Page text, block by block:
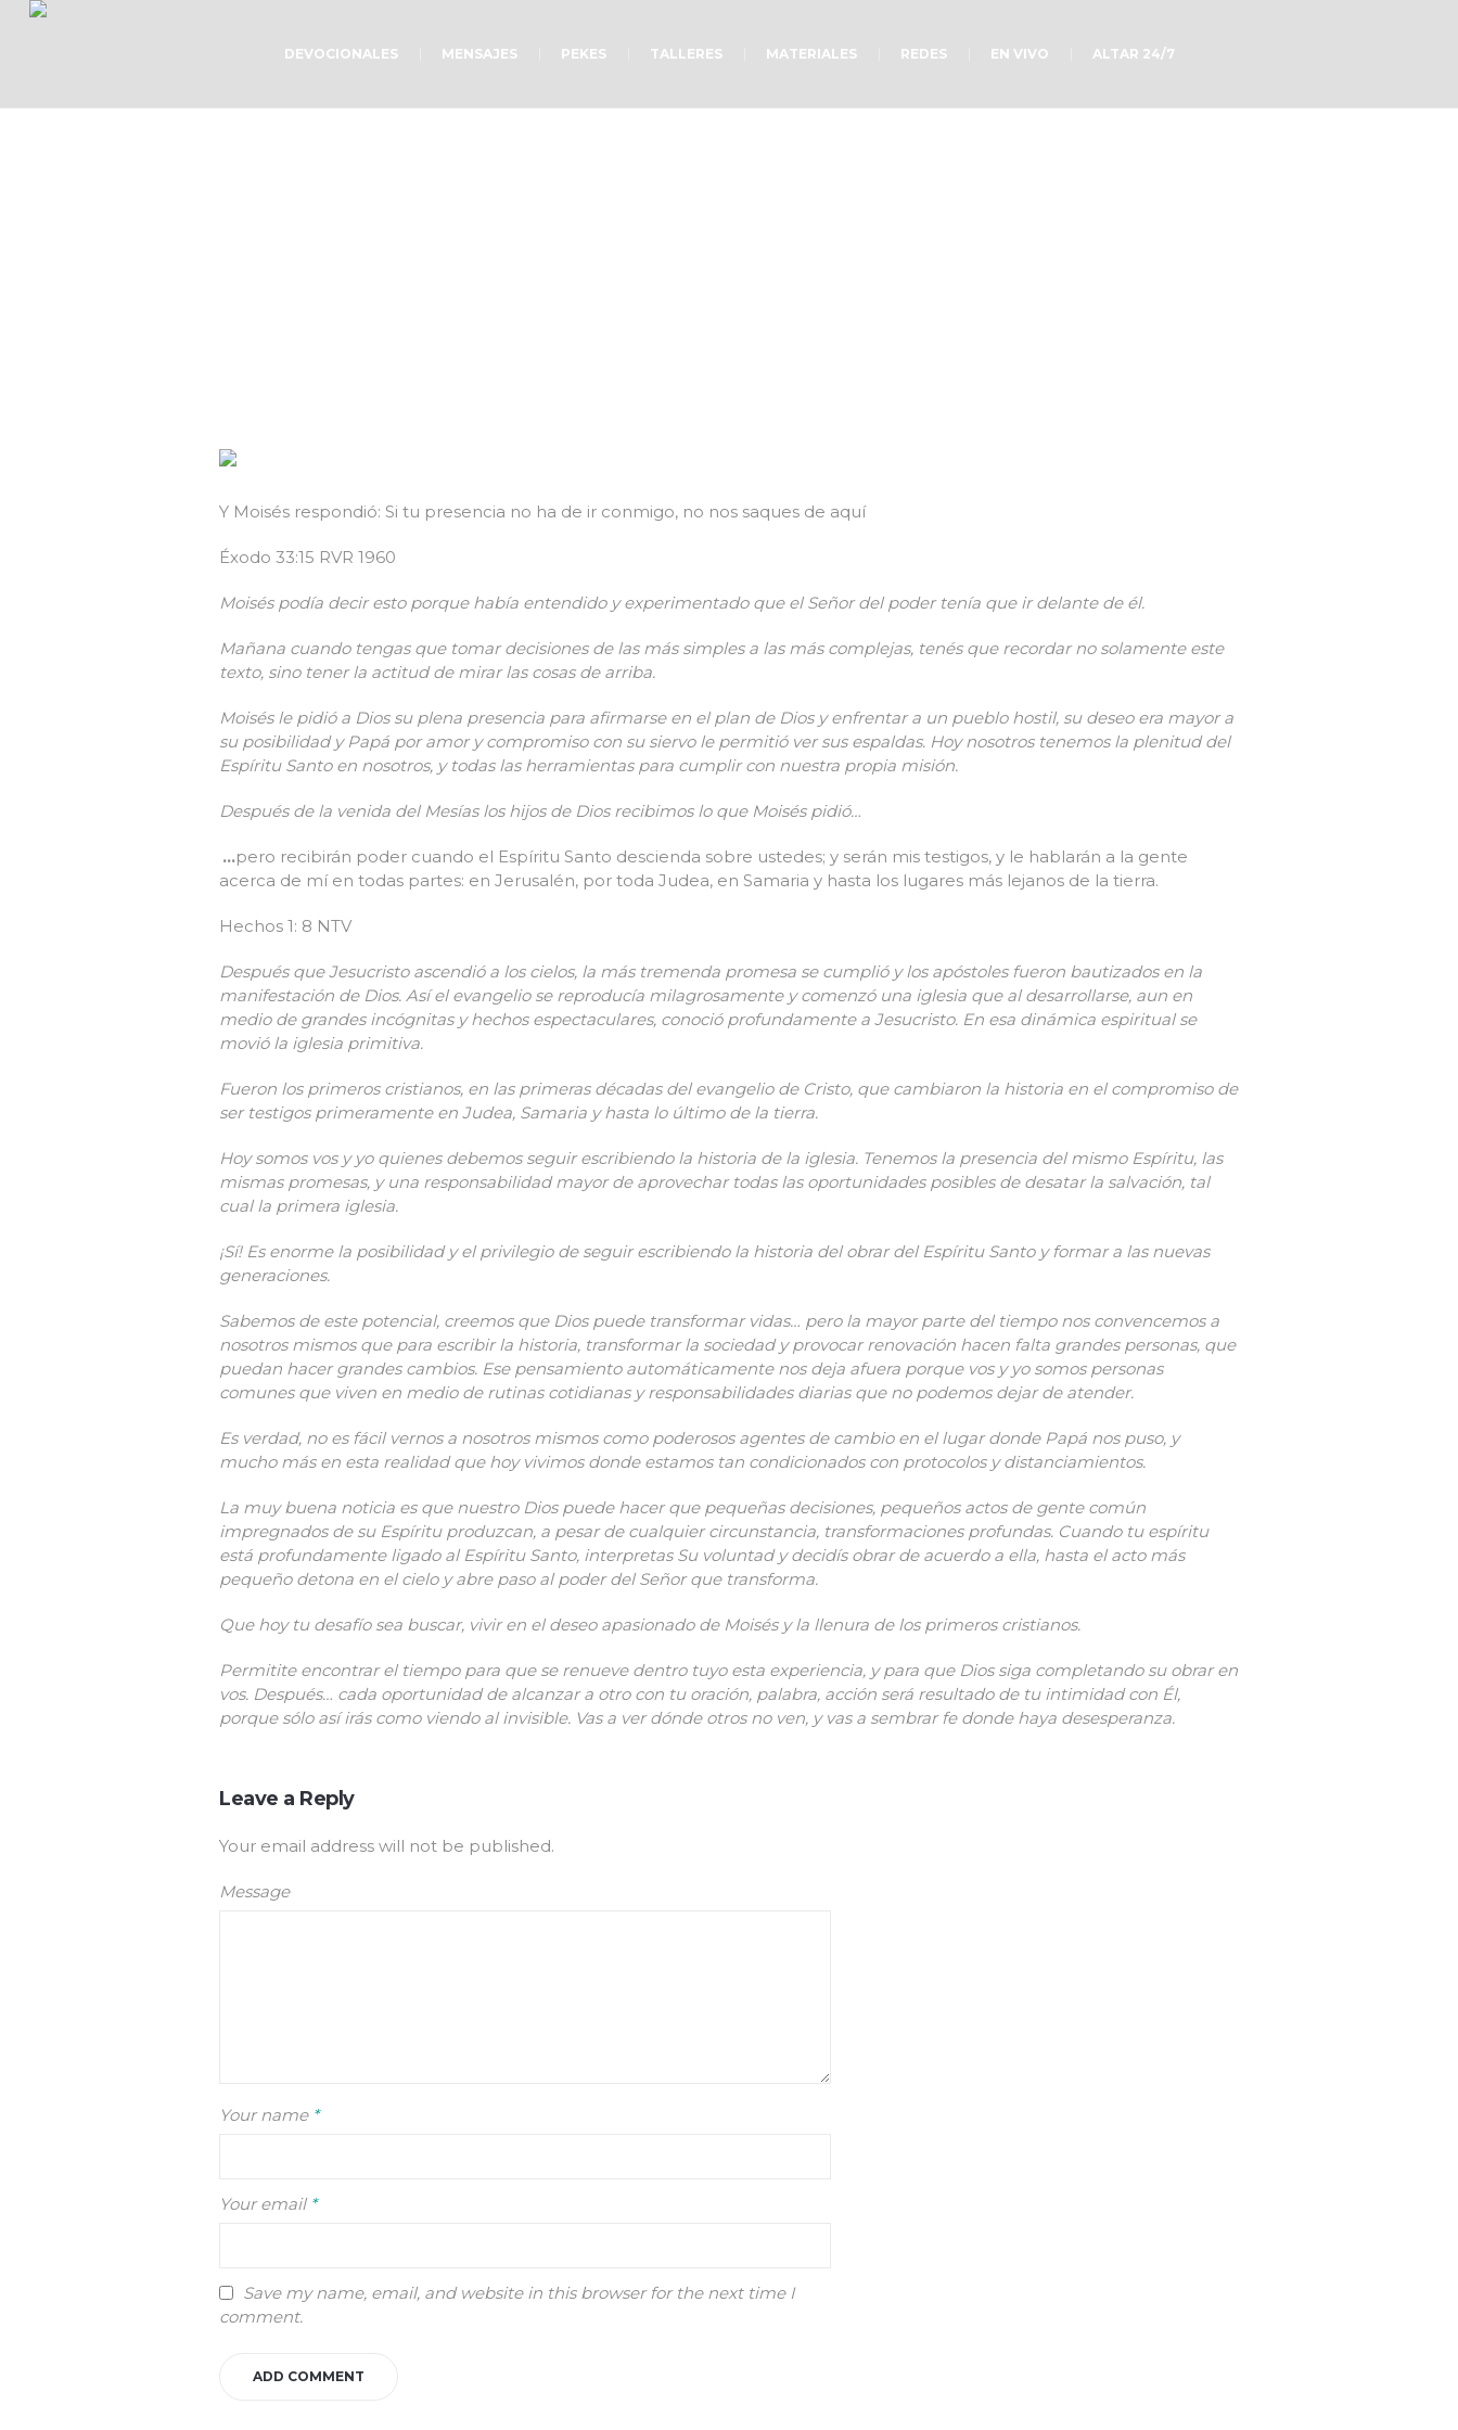
DEVOCIONALES MENSAJES PEKES TALLERES MATERIALES REDES EN VIVO ALTAR 24/7
Y Moisés respondió: Si tu presencia no ha de ir conmigo, no nos saques de aquí
Éxodo 33:15 RVR 1960
Moisés podía decir esto porque había entendido y experimentado que el Señor del poder tenía que ir delante de él.
Mañana cuando tengas que tomar decisiones de las más simples a las más complejas, tenés que recordar no solamente este
texto, sino tener la actitud de mirar las cosas de arriba.
Moisés le pidió a Dios su plena presencia para afirmarse en el plan de Dios y enfrentar a un pueblo hostil, su deseo era mayor a
su posibilidad y Papá por amor y compromiso con su siervo le permitió ver sus espaldas. Hoy nosotros tenemos la plenitud del
Espíritu Santo en nosotros, y todas las herramientas para cumplir con nuestra propia misión.
Después de la venida del Mesías los hijos de Dios recibimos lo que Moisés pidió…
…pero recibirán poder cuando el Espíritu Santo descienda sobre ustedes; y serán mis testigos, y le hablarán a la gente
acerca de mí en todas partes: en Jerusalén, por toda Judea, en Samaria y hasta los lugares más lejanos de la tierra.
Hechos 1: 8 NTV
Después que Jesucristo ascendió a los cielos, la más tremenda promesa se cumplió y los apóstoles fueron bautizados en la
manifestación de Dios. Así el evangelio se reproducía milagrosamente y comenzó una iglesia que al desarrollarse, aun en
medio de grandes incógnitas y hechos espectaculares, conoció profundamente a Jesucristo. En esa dinámica espiritual se
movió la iglesia primitiva.
Fueron los primeros cristianos, en las primeras décadas del evangelio de Cristo, que cambiaron la historia en el compromiso de
ser testigos primeramente en Judea, Samaria y hasta lo último de la tierra.
Hoy somos vos y yo quienes debemos seguir escribiendo la historia de la iglesia. Tenemos la presencia del mismo Espíritu, las
mismas promesas, y una responsabilidad mayor de aprovechar todas las oportunidades posibles de desatar la salvación, tal
cual la primera iglesia.
¡Sí! Es enorme la posibilidad y el privilegio de seguir escribiendo la historia del obrar del Espíritu Santo y formar a las nuevas
generaciones.
Sabemos de este potencial, creemos que Dios puede transformar vidas… pero la mayor parte del tiempo nos convencemos a
nosotros mismos que para escribir la historia, transformar la sociedad y provocar renovación hacen falta grandes personas, que
puedan hacer grandes cambios. Ese pensamiento automáticamente nos deja afuera porque vos y yo somos personas
comunes que viven en medio de rutinas cotidianas y responsabilidades diarias que no podemos dejar de atender.
Es verdad, no es fácil vernos a nosotros mismos como poderosos agentes de cambio en el lugar donde Papá nos puso, y
mucho más en esta realidad que hoy vivimos donde estamos tan condicionados con protocolos y distanciamientos.
La muy buena noticia es que nuestro Dios puede hacer que pequeñas decisiones, pequeños actos de gente común
impregnados de su Espíritu produzcan, a pesar de cualquier circunstancia, transformaciones profundas. Cuando tu espíritu
está profundamente ligado al Espíritu Santo, interpretas Su voluntad y decidís obrar de acuerdo a ella, hasta el acto más
pequeño detona en el cielo y abre paso al poder del Señor que transforma.
Que hoy tu desafío sea buscar, vivir en el deseo apasionado de Moisés y la llenura de los primeros cristianos.
Permitite encontrar el tiempo para que se renueve dentro tuyo esta experiencia, y para que Dios siga completando su obrar en
vos. Después… cada oportunidad de alcanzar a otro con tu oración, palabra, acción será resultado de tu intimidad con Él,
porque sólo así irás como viendo al invisible. Vas a ver dónde otros no ven, y vas a sembrar fe donde haya desesperanza.
Leave a Reply
Your email address will not be published.
Message
Your name *
Your email *
Save my name, email, and website in this browser for the next time I
comment.